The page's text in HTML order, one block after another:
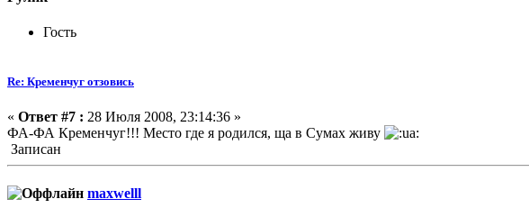
Гость
Re: Кременчуг отзовись
« Ответ #7 : 28 Июля 2008, 23:14:36 »
ФА-ФА Кременчуг!!! Место где я родился, ща в Сумах живу
Записан
maxwelll